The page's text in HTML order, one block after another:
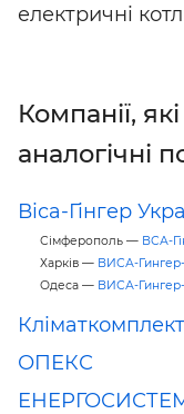
електричні
Компанії,
аналогічні
Віса-Гінгер
Сімферополь — ВСА-
Харків — ВИСА-
Одеса — ВИСА-
Кліматкомплект
ОПЕКС